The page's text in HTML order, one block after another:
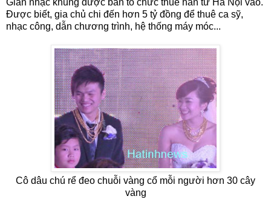
Được biết, gia chủ chi đến hơn 5 tỷ đồng để thuê ca sỹ,
nhạc công, dẫn chương trình, hệ thống máy móc...
Cô dâu chú rể đeo chuỗi vàng cổ mỗi người hơn 30 cây
vàng